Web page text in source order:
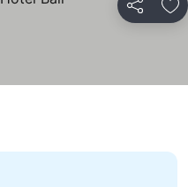
Zdieľať